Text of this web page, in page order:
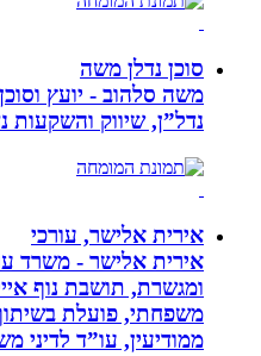
סוכן נדלן משה
משה סלהוב - יועץ וסוכן
נדל”ן, שיווק והשקעות
אירית אלישר, עורכי
אירית אלישר - משרד עורכת
ומגשרת, תושבת נוף
משפחתי, פועלת בשיתוף
ממודיעין, עו”ד לדיני